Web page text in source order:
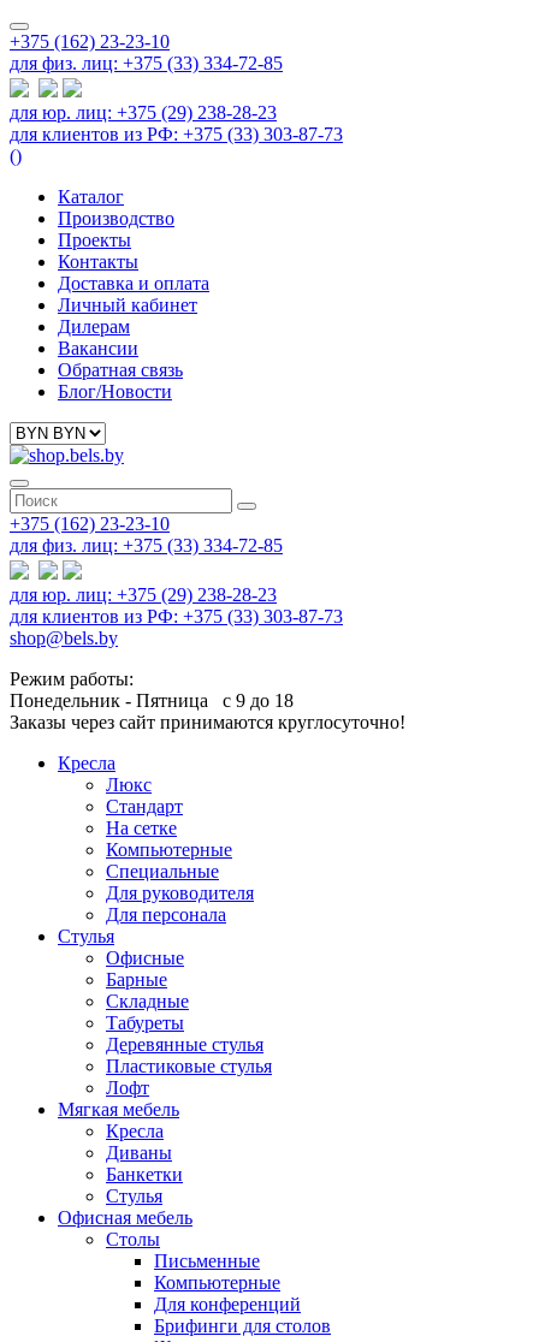
+375 (162) 23-23-10
для физ. лиц: +375 (33) 334-72-85
для юр. лиц: +375 (29) 238-28-23
для клиентов из РФ: +375 (33) 303-87-73
()
Каталог
Производство
Проекты
Контакты
Доставка и оплата
Личный кабинет
Дилерам
Вакансии
Обратная связь
Блог/Новости
+375 (162) 23-23-10
для физ. лиц: +375 (33) 334-72-85
для юр. лиц: +375 (29) 238-28-23
для клиентов из РФ: +375 (33) 303-87-73
shop@bels.by
Режим работы:
Понедельник - Пятница с 9 до 18
Заказы через сайт принимаются круглосуточно!
Кресла
Люкс
Стандарт
На сетке
Компьютерные
Специальные
Для руководителя
Для персонала
Стулья
Офисные
Барные
Складные
Табуреты
Деревянные стулья
Пластиковые стулья
Лофт
Мягкая мебель
Кресла
Диваны
Банкетки
Стулья
Офисная мебель
Столы
Письменные
Компьютерные
Для конференций
Брифинги для столов